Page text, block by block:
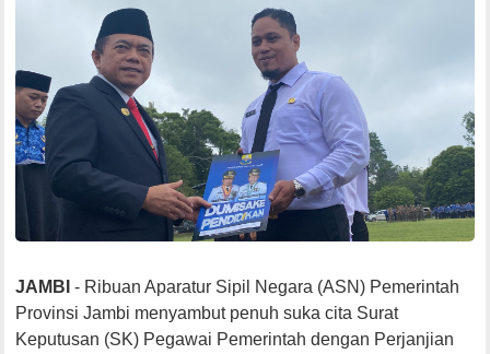
JAMBI - Ribuan Aparatur Sipil Negara (ASN) Pemerintah
Provinsi Jambi menyambut penuh suka cita Surat
Keputusan (SK) Pegawai Pemerintah dengan Perjanjian